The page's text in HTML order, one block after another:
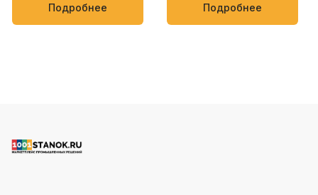
изделий, овощей и фруктов
Подробнее
полотенца, салфетки,
пищевые и бытовые
Подробнее